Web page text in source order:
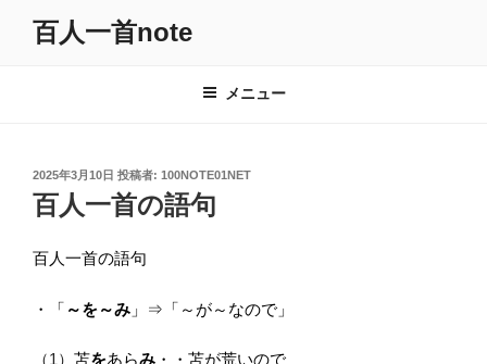
百人一首note
メニュー
投
稿
日:
2025年3月10日 投稿者: 100NOTE01NET
百人一首の語句
百人一首の語句
・「 ～を～み 」⇒「～が～なので」
（1） 苫をあらみ ・・苫が荒いので